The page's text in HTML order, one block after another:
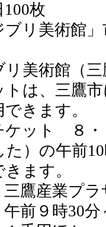
枚
ブリ美術館
リ美術館（
トは、三鷹
きます。
ット ８・
た）の午前
ます。
鷹産業プラ
前９時30分